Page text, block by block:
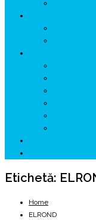
Etichetă:
Home
ELROND